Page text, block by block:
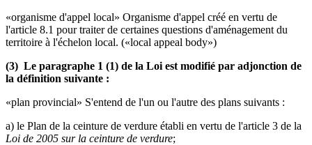
«organisme d'appel local» Organisme d'appel créé en vertu de
l'article 8.1 pour traiter de certaines questions d'aménagement du
territoire à l'échelon local. («local appeal body»)
(3) Le paragraphe 1 (1) de la Loi est modifié par adjonction de
la définition suivante :
«plan provincial» S'entend de l'un ou l'autre des plans suivants :
a) le Plan de la ceinture de verdure établi en vertu de l'article 3 de la
Loi de 2005 sur la ceinture de verdure;